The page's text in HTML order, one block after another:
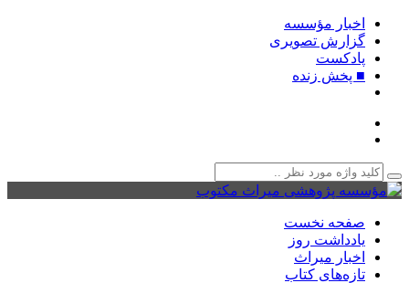
اخبار مؤسسه
گزارش تصویری
پادکست‌
■ پخش زنده
صفحه نخست
یادداشت روز
اخبار میراث
تازه‌های کتاب